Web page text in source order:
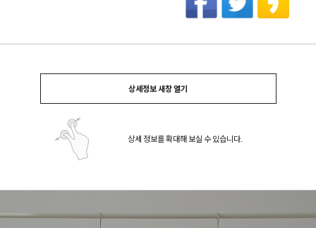
상세정보 새창 열기
상세 정보를 확대해 보실 수 있습니다.